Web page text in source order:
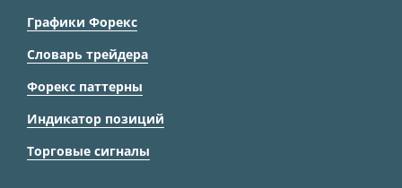
Графики Форекс
Словарь трейдера
Форекс паттерны
Индикатор позиций
Торговые сигналы